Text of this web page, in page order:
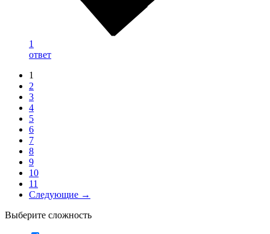
1
ответ
1
2
3
4
5
6
7
8
9
10
11
Следующие →
Выберите сложность